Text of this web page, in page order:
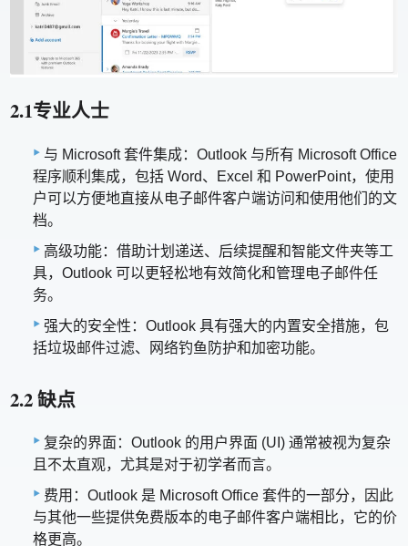
2.1专业人士
与 Microsoft 套件集成：Outlook 与所有 Microsoft Office
程序顺利集成，包括 Word、Excel 和 PowerPoint，使用
户可以方便地直接从电子邮件客户端访问和使用他们的文
档。
高级功能：借助计划递送、后续提醒和智能文件夹等工
具，Outlook 可以更轻松地有效简化和管理电子邮件任
务。
强大的安全性：Outlook 具有强大的内置安全措施，包
括垃圾邮件过滤、网络钓鱼防护和加密功能。
2.2 缺点
复杂的界面：Outlook 的用户界面 (UI) 通常被视为复杂
且不太直观，尤其是对于初学者而言。
费用：Outlook 是 Microsoft Office 套件的一部分，因此
与其他一些提供免费版本的电子邮件客户端相比，它的价
格更高。